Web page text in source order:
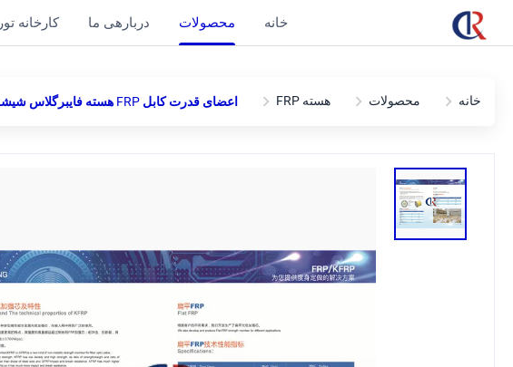
خانه محصولات دربارهی ما کارخانه تور
خانه محصولات هسته FRP اعضای قدرت کابل FRP هسته فایبرگلاس شیشه ای مواد مسطح 5.0 میلی متر